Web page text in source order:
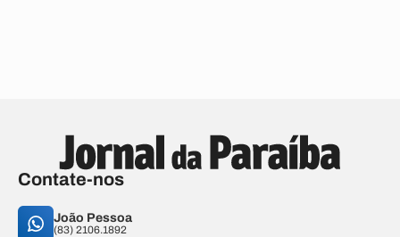
Contate-nos
João Pessoa
(83) 2106.1892